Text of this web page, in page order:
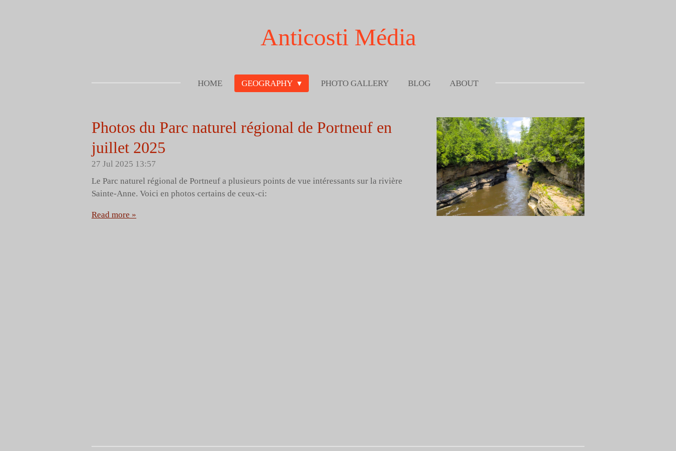
Anticosti Média
HOME GEOGRAPHY PHOTO GALLERY BLOG ABOUT
Photos du Parc naturel régional de Portneuf en
juillet 2025
27 Jul 2025 13:57
Le Parc naturel régional de Portneuf a plusieurs points de vue intéressants sur la rivière
Sainte-Anne. Voici en photos certains de ceux-ci:
Read more »